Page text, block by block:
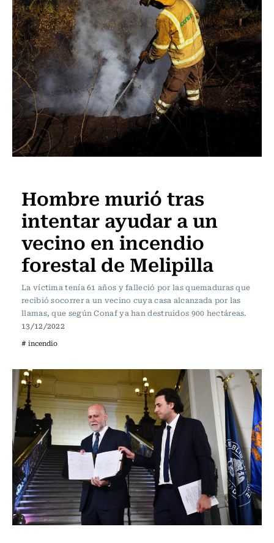
Hombre murió tras
intentar ayudar a un
vecino en incendio
forestal de Melipilla
La víctima tenía 61 años y falleció por las quemaduras que
recibió socorrer a un vecino cuya casa alcanzada por las
llamas, que según Conaf ya han destruidos 900 hectáreas.
13/12/2022
# incendio